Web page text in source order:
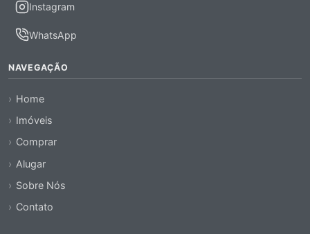
Instagram
WhatsApp
NAVEGAÇÃO
Home
Imóveis
Comprar
Alugar
Sobre Nós
Contato